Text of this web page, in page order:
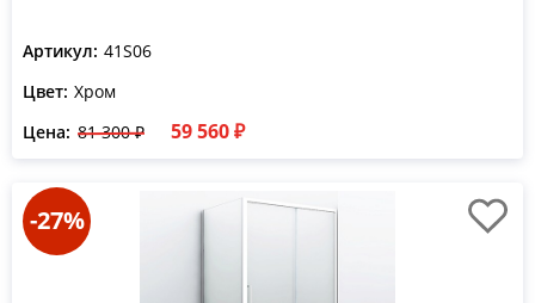
Артикул: 41S06
Цвет: Хром
Цена: 81 300 ₽ 59 560 ₽
-27%